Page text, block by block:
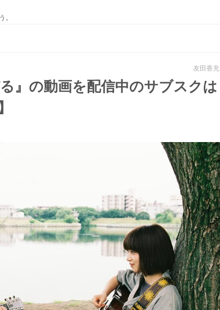
友田香充
』の動画を配信中のサブスクは